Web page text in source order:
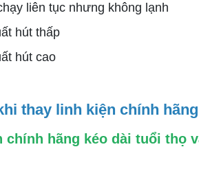
liên tục nhưng không lạnh
hút thấp
hút cao
thay linh kiện chính hãng
chính hãng kéo dài tuổi thọ